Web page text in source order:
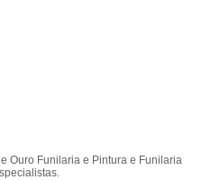
Ouro Funilaria e Pintura e Funilaria